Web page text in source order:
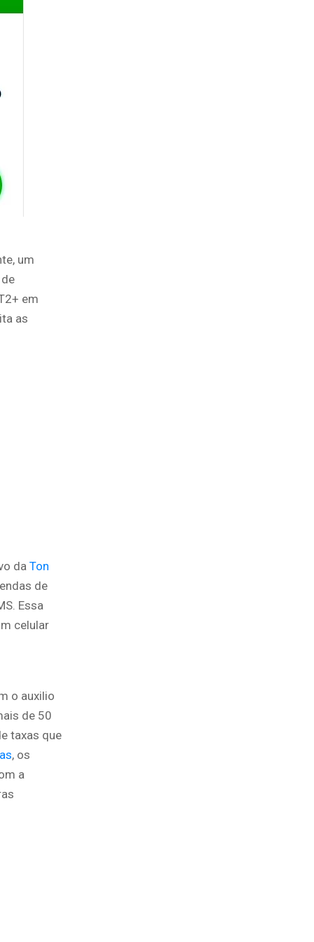
um
em
as
da Ton
de
Essa
celular
o auxilio
de 50
taxas que
, os
a